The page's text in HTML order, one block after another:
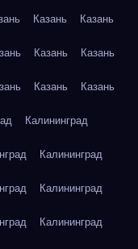
Казань Казань
Казань Казань
Казань Казань
Калининград
Калининград
Калининград
Калининград